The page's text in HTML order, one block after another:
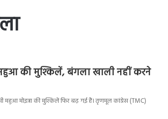
की मुश्किलें, बंगला खाली नहीं करने
मोइत्रा की मुश्किलें फिर बढ़ गई हैं। तृणमूल कांग्रेस (TMC)